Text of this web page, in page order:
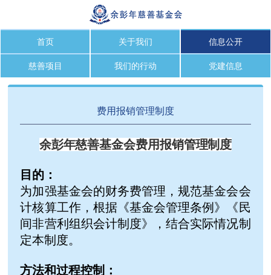
首页 关于我们 信息公开
慈善项目 我们的行动 党建信息
费用报销管理制度
余彭年慈善基金会费用报销管理制度
目的：
为加强基金会的财务费管理，规范基金会会
计核算工作，根据《基金会管理条例》《民
间非营利组织会计制度》，结合实际情况制
定本制度。
方法和过程控制：